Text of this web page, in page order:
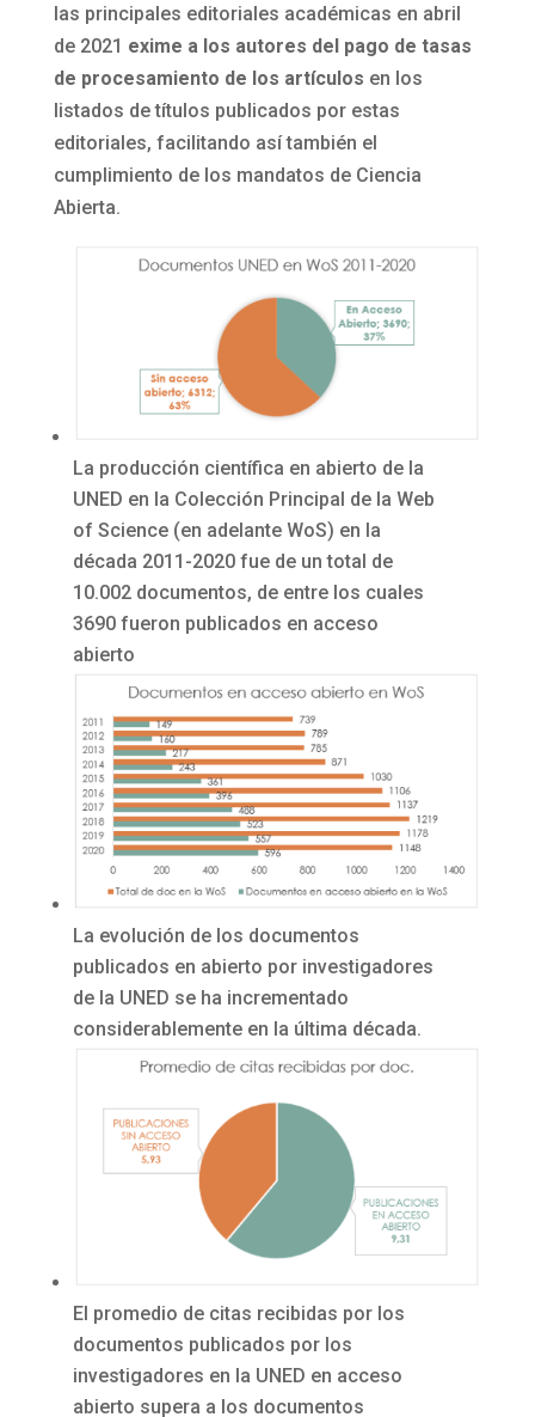
las principales editoriales académicas en abril
de 2021 exime a los autores del pago de tasas
de procesamiento de los artículos en los
listados de títulos publicados por estas
editoriales, facilitando así también el
cumplimiento de los mandatos de Ciencia
Abierta.
La producción científica en abierto de la
UNED en la Colección Principal de la Web
of Science (en adelante WoS) en la
década 2011-2020 fue de un total de
10.002 documentos, de entre los cuales
3690 fueron publicados en acceso
abierto
La evolución de los documentos
publicados en abierto por investigadores
de la UNED se ha incrementado
considerablemente en la última década.
El promedio de citas recibidas por los
documentos publicados por los
investigadores en la UNED en acceso
abierto supera a los documentos